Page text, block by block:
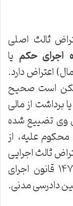
ثالث اصلی
اجرای حکم یا
اعتراض دارد.
است صحیح
برداشت از مالی
تضییع شده
محکوم علیه، از
ثالث اجرایی
مطرح کند. مبنای این اعتراض، ماده ۱۴۷ قانون اجرای